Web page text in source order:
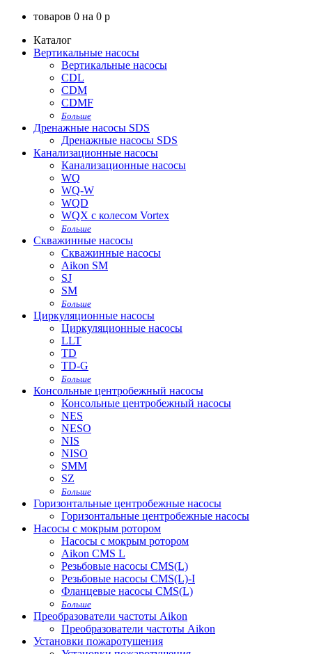
товаров 0 на 0 p
Каталог
Вертикальные насосы
Вертикальные насосы
CDL
CDM
CDMF
Больше
Дренажные насосы SDS
Дренажные насосы SDS
Канализационные насосы
Канализационные насосы
WQ
WQ-W
WQD
WQX с колесом Vortex
Больше
Скважинные насосы
Скважинные насосы
Aikon SM
SJ
SM
Больше
Циркуляционные насосы
Циркуляционные насосы
LLT
TD
TD-G
Больше
Консольные центробежный насосы
Консольные центробежный насосы
NES
NESO
NIS
NISO
SMM
SZ
Больше
Горизонтальные центробежные насосы
Горизонтальные центробежные насосы
Насосы с мокрым ротором
Насосы с мокрым ротором
Aikon CMS L
Резьбовые насосы CMS(L)
Резьбовые насосы CMS(L)-I
Фланцевые насосы CMS(L)
Больше
Преобразователи частоты Aikon
Преобразователи частоты Aikon
Установки пожаротушения